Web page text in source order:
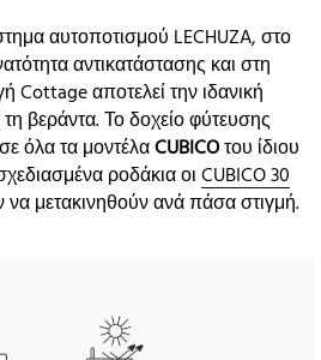
αυτοποτισμού LECHUZA, στο
αντικατάστασης και στη
Cottage αποτελεί την ιδανική
βεράντα. Το δοχείο φύτευσης
όλα τα μοντέλαCUBICOτου ίδιου
ροδάκια οιCUBICO 30
μετακινηθούν ανά πάσα στιγμή.